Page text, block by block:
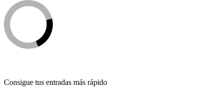
Consigue tus entradas más rápido